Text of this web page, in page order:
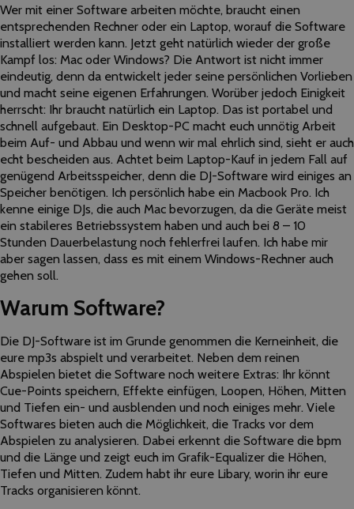
Wer mit einer Software arbeiten möchte, braucht einen
entsprechenden Rechner oder ein Laptop, worauf die Software
installiert werden kann. Jetzt geht natürlich wieder der große
Kampf los: Mac oder Windows? Die Antwort ist nicht immer
eindeutig, denn da entwickelt jeder seine persönlichen Vorlieben
und macht seine eigenen Erfahrungen. Worüber jedoch Einigkeit
herrscht: Ihr braucht natürlich ein Laptop. Das ist portabel und
schnell aufgebaut. Ein Desktop-PC macht euch unnötig Arbeit
beim Auf- und Abbau und wenn wir mal ehrlich sind, sieht er auch
echt bescheiden aus. Achtet beim Laptop-Kauf in jedem Fall auf
genügend Arbeitsspeicher, denn die DJ-Software wird einiges an
Speicher benötigen. Ich persönlich habe ein Macbook Pro. Ich
kenne einige DJs, die auch Mac bevorzugen, da die Geräte meist
ein stabileres Betriebssystem haben und auch bei 8 – 10
Stunden Dauerbelastung noch fehlerfrei laufen. Ich habe mir
aber sagen lassen, dass es mit einem Windows-Rechner auch
gehen soll.
Warum Software?
Die DJ-Software ist im Grunde genommen die Kerneinheit, die
eure mp3s abspielt und verarbeitet. Neben dem reinen
Abspielen bietet die Software noch weitere Extras: Ihr könnt
Cue-Points speichern, Effekte einfügen, Loopen, Höhen, Mitten
und Tiefen ein- und ausblenden und noch einiges mehr. Viele
Softwares bieten auch die Möglichkeit, die Tracks vor dem
Abspielen zu analysieren. Dabei erkennt die Software die bpm
und die Länge und zeigt euch im Grafik-Equalizer die Höhen,
Tiefen und Mitten. Zudem habt ihr eure Libary, worin ihr eure
Tracks organisieren könnt.